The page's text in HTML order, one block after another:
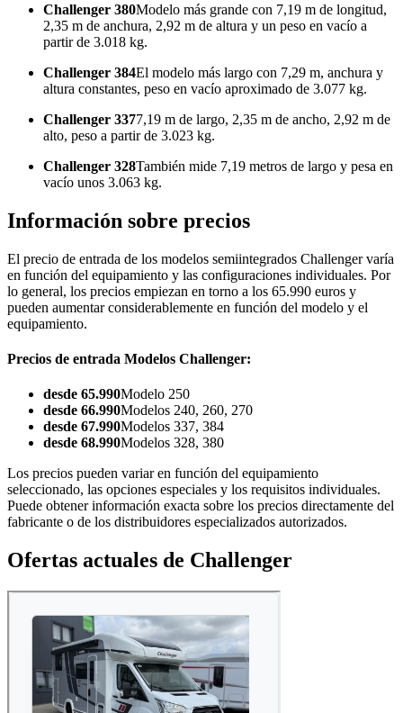
Challenger 380Modelo más grande con 7,19 m de longitud,
2,35 m de anchura, 2,92 m de altura y un peso en vacío a
partir de 3.018 kg.
Challenger 384El modelo más largo con 7,29 m, anchura y
altura constantes, peso en vacío aproximado de 3.077 kg.
Challenger 3377,19 m de largo, 2,35 m de ancho, 2,92 m de
alto, peso a partir de 3.023 kg.
Challenger 328También mide 7,19 metros de largo y pesa en
vacío unos 3.063 kg.
Información sobre precios
El precio de entrada de los modelos semiintegrados Challenger varía
en función del equipamiento y las configuraciones individuales. Por
lo general, los precios empiezan en torno a los 65.990 euros y
pueden aumentar considerablemente en función del modelo y el
equipamiento.
Precios de entrada Modelos Challenger:
desde 65.990Modelo 250
desde 66.990Modelos 240, 260, 270
desde 67.990Modelos 337, 384
desde 68.990Modelos 328, 380
Los precios pueden variar en función del equipamiento
seleccionado, las opciones especiales y los requisitos individuales.
Puede obtener información exacta sobre los precios directamente del
fabricante o de los distribuidores especializados autorizados.
Ofertas actuales de Challenger